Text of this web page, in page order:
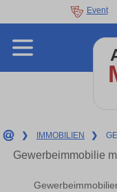
Event
❯ IMMOBILIEN ❯
Gewerbeimmobilie